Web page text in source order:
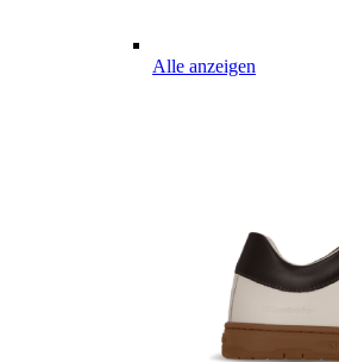
Alle anzeigen